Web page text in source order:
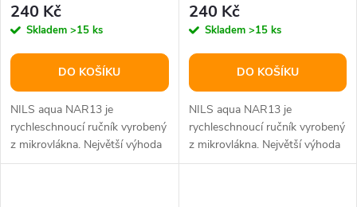
240 Kč
Skladem >15 ks
DO KOŠÍKU
NILS aqua NAR13 je
rychleschnoucí ručník vyrobený
z mikrovlákna. Největší výhoda
použitého materiálu je skryta v
240 Kč
Skladem >15 ks
DO KOŠÍKU
NILS aqua NAR13 je
rychleschnoucí ručník vyrobený
z mikrovlákna. Největší výhoda
použitého materiálu je skryta v